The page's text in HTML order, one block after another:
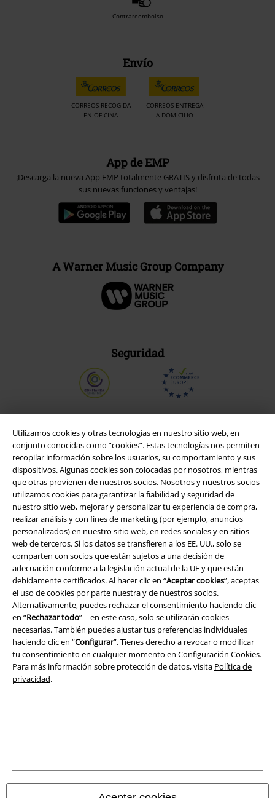
Utilizamos cookies y otras tecnologías en nuestro sitio web, en
conjunto conocidas como “cookies”. Estas tecnologías nos permiten
recopilar información sobre los usuarios, su comportamiento y sus
dispositivos. Algunas cookies son colocadas por nosotros, mientras
que otras provienen de nuestros socios. Nosotros y nuestros socios
utilizamos cookies para garantizar la fiabilidad y seguridad de
nuestro sitio web, mejorar y personalizar tu experiencia de compra,
realizar análisis y con fines de marketing (por ejemplo, anuncios
personalizados) en nuestro sitio web, en redes sociales y en sitios
web de terceros. Si los datos se transfieren a los EE. UU., solo se
comparten con socios que están sujetos a una decisión de
adecuación conforme a la legislación actual de la UE y que están
debidamente certificados. Al hacer clic en “Aceptar cookies”, aceptas
el uso de cookies por parte nuestra y de nuestros socios.
Alternativamente, puedes rechazar el consentimiento haciendo clic
en “Rechazar todo”—en este caso, solo se utilizarán cookies
necesarias. También puedes ajustar tus preferencias individuales
haciendo clic en “Configurar”. Tienes derecho a revocar o modificar
tu consentimiento en cualquier momento en Configuración Cookies.
Para más información sobre protección de datos, visita Política de
privacidad.
Contrareembolso
Envío
CORREOS RECOGIDA
EN OFICINA
CORREOS ENTREGA
A DOMICILIO
App de EMP
¡Descarga la nueva App EMP totalmente GRATIS y disfruta de todas
sus nuevas funciones y ventajas!
A Warner Music Group Company
Seguridad
Legal
Términos y Condiciones
Aviso Legal
Ley protección de datos
Eliminación de residuos y protección del medioambiente
Declaración de Conformidad
© 1986-2026 E.M.P. Merchandising HGmbH